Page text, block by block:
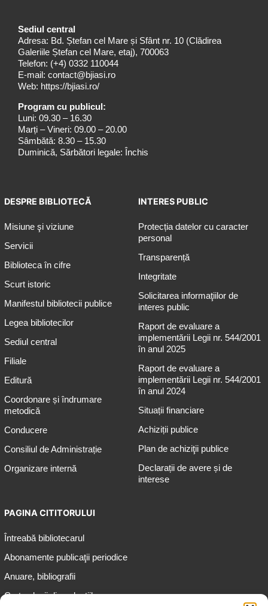
Sediul central
Adresa: Bd. Ștefan cel Mare și Sfânt nr. 10 (Clădirea
Galeriile Ștefan cel Mare, etaj), 700063
Telefon: (+4) 0332 110044
E-mail: contact@bjiasi.ro
Web: https://bjiasi.ro/
Program cu publicul:
Luni: 09.30 – 16.30
Marți – Vineri: 09.00 – 20.00
Sâmbătă: 8.30 – 15.30
Duminică, Sărbători legale: Închis
DESPRE BIBLIOTECĂ
Misiune şi viziune
Servicii
Biblioteca în cifre
Scurt istoric
Manifestul bibliotecii publice
Legea bibliotecilor
Sediul central
Filiale
Editură
Coordonare și îndrumare
metodică
Conducere
Consiliul de Administrație
Organizare internă
INTERES PUBLIC
Protecția datelor cu caracter
personal
Transparență
Integritate
Solicitarea informaţiilor de
interes public
Raport de evaluare a
implementării Legii nr. 544/2001
în anul 2025
Raport de evaluare a
implementării Legii nr. 544/2001
în anul 2024
Situații financiare
Achiziții publice
Plan de achiziţii publice
Declarații de avere și de
interese
PAGINA CITITORULUI
Întreabă bibliotecarul
Abonamente publicaţii periodice
Anuare, bibliografii
Cartea lunii din colecțiile